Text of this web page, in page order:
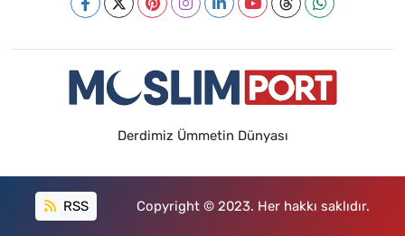
Derdimiz Ümmetin Dünyası
RSS Copyright © 2023. Her hakkı saklıdır.